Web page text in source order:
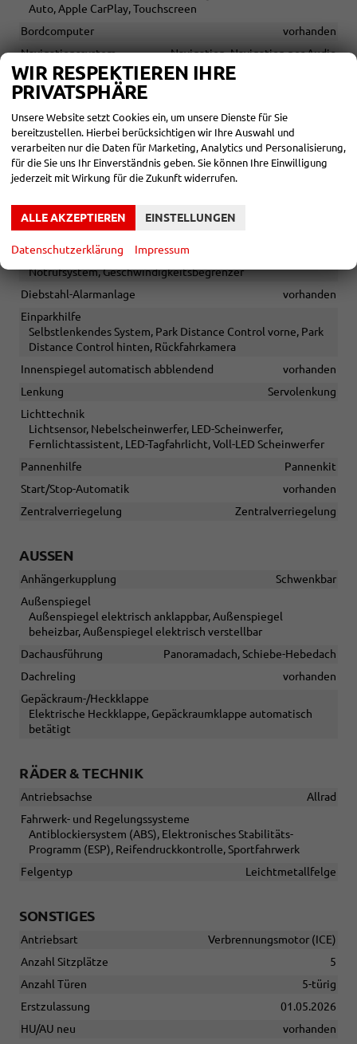
Auto, Apple CarPlay, Touchscreen
Bordcomputer
vorhanden
Navigationssystem
Navigation, Navigation per Audio
Telefon
Freisprecheinrichtung, Bluetooth, Induktionsladen für
Volldigitales Kombiinstrument (Virtual Cockpit)
vorhanden
SICHERHEIT & ASSISTENZ
Regensensor, Tempomat, Tempomat mit Lenkradkontrolle,
Abstandstempomat adaptiv (ACC),
Verkehrzeichenerkennung, Müdigkeitserkennungs-Sensor,
Notrufsystem, Geschwindigkeitsbegrenzer
Diebstahl-Alarmanlage
vorhanden
Einparkhilfe
Selbstlenkendes System, Park Distance Control vorne, Park
Distance Control hinten, Rückfahrkamera
Innenspiegel automatisch abblendend
vorhanden
Lenkung
Servolenkung
Lichttechnik
Lichtsensor, Nebelscheinwerfer, LED-Scheinwerfer,
Fernlichtassistent, LED-Tagfahrlicht, Voll-LED Scheinwerfer
Pannenhilfe
Pannenkit
Start/Stop-Automatik
vorhanden
Zentralverriegelung
Zentralverriegelung
AUSSEN
Anhängerkupplung
Schwenkbar
Außenspiegel
Außenspiegel elektrisch anklappbar, Außenspiegel
beheizbar, Außenspiegel elektrisch verstellbar
Dachausführung
Panoramadach, Schiebe-Hebedach
Dachreling
vorhanden
Gepäckraum-/Heckklappe
Elektrische Heckklappe, Gepäckraumklappe automatisch
betätigt
RÄDER & TECHNIK
Antriebsachse
Allrad
Fahrwerk- und Regelungssysteme
Antiblockiersystem (ABS), Elektronisches Stabilitäts-
Programm (ESP), Reifendruckkontrolle, Sportfahrwerk
Felgentyp
Leichtmetallfelge
SONSTIGES
Antriebsart
Verbrennungsmotor (ICE)
Anzahl Sitzplätze
5
Anzahl Türen
5-türig
Erstzulassung
01.05.2026
HU/AU neu
vorhanden
WIR RESPEKTIEREN IHRE
PRIVATSPHÄRE
Unsere Website setzt Cookies ein, um unsere Dienste für Sie
bereitzustellen. Hierbei berücksichtigen wir Ihre Auswahl und
verarbeiten nur die Daten für Marketing, Analytics und Personalisierung,
für die Sie uns Ihr Einverständnis geben. Sie können Ihre Einwilligung
jederzeit mit Wirkung für die Zukunft widerrufen.
ALLE AKZEPTIEREN EINSTELLUNGEN
Datenschutzerklärung Impressum